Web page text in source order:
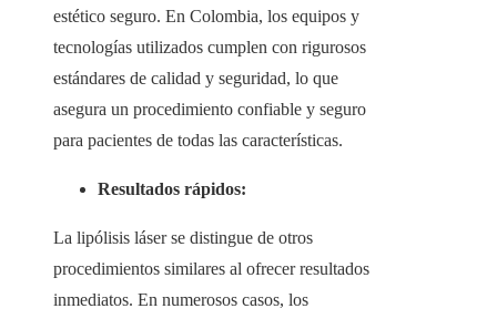
estético seguro. En Colombia, los equipos y
tecnologías utilizados cumplen con rigurosos
estándares de calidad y seguridad, lo que
asegura un procedimiento confiable y seguro
para pacientes de todas las características.
Resultados rápidos:
La lipólisis láser se distingue de otros
procedimientos similares al ofrecer resultados
inmediatos. En numerosos casos, los